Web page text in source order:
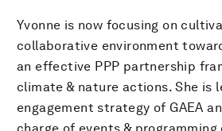
Yvonne is now focusing on
collaborative environment
an effective PPP partnership
climate & nature actions. She is
engagement strategy of GAEA